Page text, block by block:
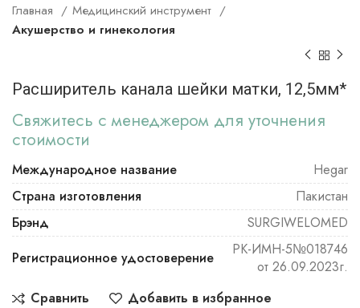
Главная
Медицинский инструмент
Акушерство и гинекология
Расширитель канала шейки матки, 12,5мм*
Свяжитесь с менеджером для уточнения
стоимости
Международное название
Hegar
Страна изготовления
Пакистан
Брэнд
SURGIWELOMED
Регистрационное удостоверение
РК-ИМН-5№018746
от 26.09.2023г.
Сравнить
Добавить в избранное